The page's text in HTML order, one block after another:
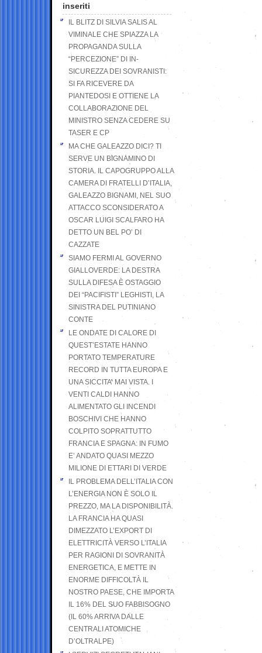
inseriti
IL BLITZ DI SILVIA SALIS AL
VIMINALE CHE SPIAZZA LA
PROPAGANDA SULLA
“PERCEZIONE” DI IN-
SICUREZZA DEI SOVRANISTI:
SI FA RICEVERE DA
PIANTEDOSI E OTTIENE LA
COLLABORAZIONE DEL
MINISTRO SENZA CEDERE SU
TASER E CP
MA CHE GALEAZZO DICI? TI
SERVE UN BIGNAMINO DI
STORIA. IL CAPOGRUPPO ALLA
CAMERA DI FRATELLI D’ITALIA,
GALEAZZO BIGNAMI, NEL SUO
ATTACCO SCONSIDERATO A
OSCAR LUIGI SCALFARO HA
DETTO UN BEL PO’ DI
CAZZATE
SIAMO FERMI AL GOVERNO
GIALLOVERDE: LA DESTRA
SULLA DIFESA È OSTAGGIO
DEI “PACIFISTI” LEGHISTI, LA
SINISTRA DEL PUTINIANO
CONTE
LE ONDATE DI CALORE DI
QUEST’ESTATE HANNO
PORTATO TEMPERATURE
RECORD IN TUTTA EUROPA E
UNA SICCITA’ MAI VISTA. I
VENTI CALDI HANNO
ALIMENTATO GLI INCENDI
BOSCHIVI CHE HANNO
COLPITO SOPRATTUTTO
FRANCIA E SPAGNA: IN FUMO
E’ ANDATO QUASI MEZZO
MILIONE DI ETTARI DI VERDE
IL PROBLEMA DELL’ITALIA CON
L’ENERGIA NON È SOLO IL
PREZZO, MA LA DISPONIBILITÀ.
LA FRANCIA HA QUASI
DIMEZZATO L’EXPORT DI
ELETTRICITÀ VERSO L’ITALIA
PER RAGIONI DI SOVRANITÀ
ENERGETICA, E METTE IN
ENORME DIFFICOLTÀ IL
NOSTRO PAESE, CHE IMPORTA
IL 16% DEL SUO FABBISOGNO
(IL 60% ARRIVA DALLE
CENTRALI ATOMICHE
D’OLTRALPE)